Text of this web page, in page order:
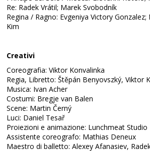
Re: Radek Vrátil; Marek Svobodník
Regina / Ragno: Evgeniya Victory
Kim
Creativi
Coreografia: Viktor Konvalinka
Regia, Libretto: Štěpán Benyovszký, Viktor
Musica: Ivan Acher
Costumi: Bregje van Balen
Scene: Martin Černý
Luci: Daniel Tesař
Proiezioni e animazione: Lunchmeat Studio
Assistente coreografo: Mathias Deneux
Maestro di balletto: Alexey Afanasiev,